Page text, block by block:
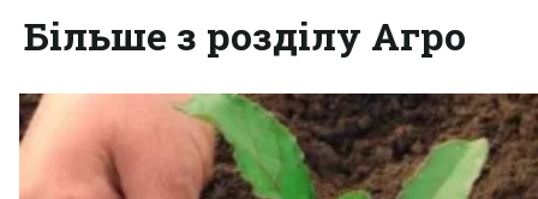
Більше з розділу Агро